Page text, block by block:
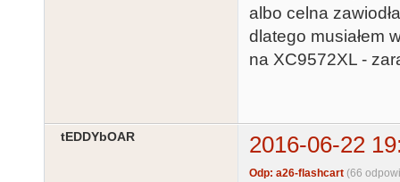
albo celna zawiodła
dlatego musiałem
na XC9572XL -
tEDDYbOAR 2016-06-22
Odp: a26-flashcart (66